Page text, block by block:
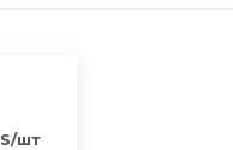
/шт